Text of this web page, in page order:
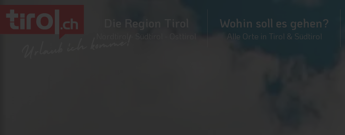
Die Region Tirol
Nordtirol - Südtirol - Osttirol
Wohin soll es gehen?
Alle Orte in Tirol & Südtirol